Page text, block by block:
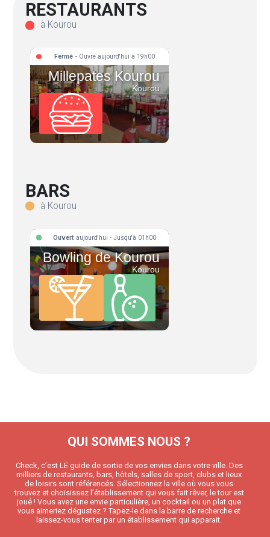
RESTAURANTS
à Kourou
Millepates Kourou
Kourou
Fermé - Ouvre aujourd'hui à 19h00
BARS
à Kourou
Bowling de Kourou
Kourou
Ouvert aujourd'hui - Jusqu'à 01h00
QUI SOMMES NOUS ?
Check, c’est LE guide de sortie de vos envies dans votre ville. Des
milliers de restaurants, bars, hôtels, salles de sport, clubs et lieux
de loisirs sont référencés. Sélectionnez la ville où vous vous
trouvez et choisissez l’établissement qui vous fait rêver, le tour est
joué ! Vous avez une envie particulière, un cocktail ou un plat que
vous aimeriez dégustez ? Tapez-le dans la barre de recherche et
laissez-vous tenter par un établissement qui apparait.